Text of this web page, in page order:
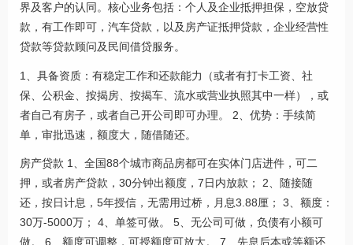
界及客户的认同。核心业务包括：个人及企业抵押担保，空放贷
款，有工作即可，汽车贷款，以及房产证抵押贷款，企业经营性
贷款等贷款顾问及民间借贷服务。
1、具备资质：有稳定工作和还款能力（或者有打卡工资、社
保、公积金、按揭房、按揭车、流水或营业执照其中一样），或
者自己有房子，或者自己开公司即可办理。 2、优势：手续简
单，审批迅速，额度大，随借随还。
房产贷款 1、全国88个城市商品房都可在实体门店进件，可二
押，或者房产贷款，30分钟出额度，7日内放款； 2、随接随
还，按日计息，5年授信，无需用过桥，月息3.88厘； 3、额度：
30万-5000万； 4、单签可做。 5、无公司可做，负债有小额可
做。 6、额度可调整，可授额度可放大。 7、先息后本或等额还